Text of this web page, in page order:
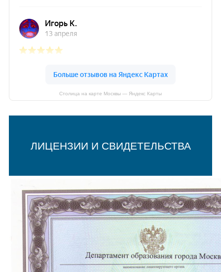
Столица на карте Москвы — Яндекс Карты
ЛИЦЕНЗИИ И СВИДЕТЕЛЬСТВА